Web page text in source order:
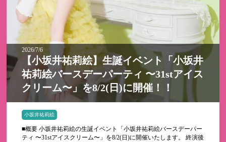
2026/7/6
【小坂井祐莉絵】生誕イベント「小坂井
祐莉絵バースデーパーティ 〜31stアイス
クリーム〜」を8/2(日)に開催！！
小坂井祐莉絵
■概要 小坂井祐莉絵の生誕イベント「小坂井祐莉絵バースデーパー
ティ 〜31stアイスクリーム〜」を8/2(日)に開催いたします。 終演後